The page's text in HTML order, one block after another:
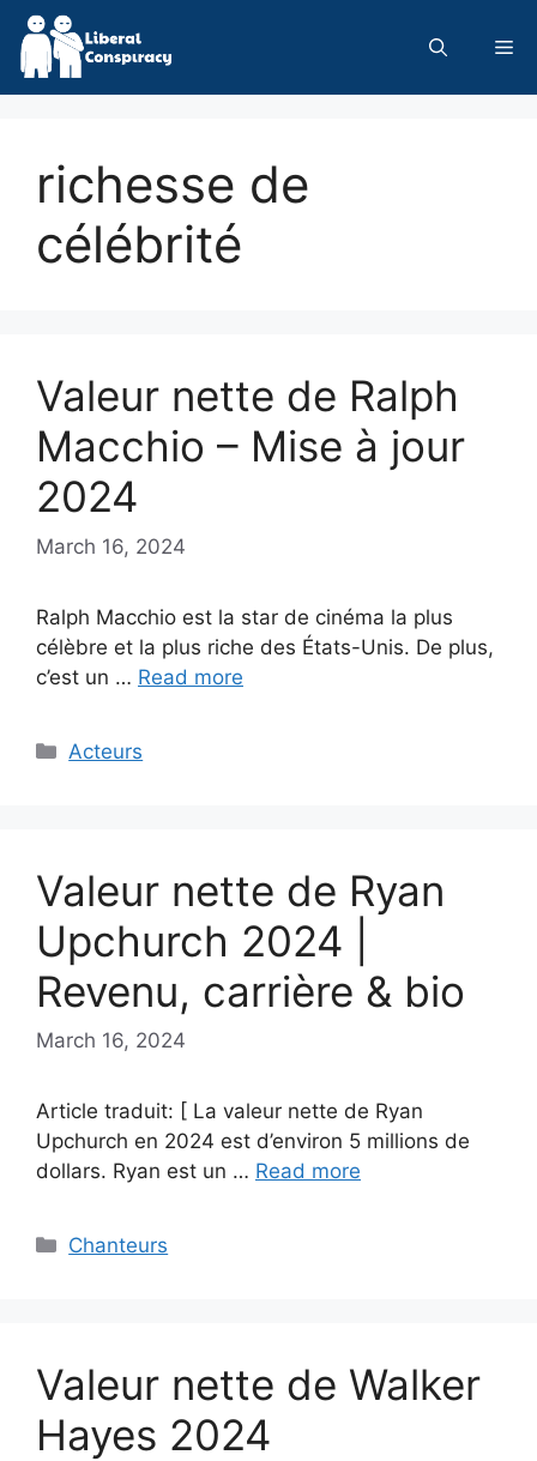
Skip
content
richesse de
célébrité
Valeur nette de Ralph
Macchio – Mise à jour
2024
March 16, 2024
Ralph Macchio est la star de cinéma la plus
célèbre et la plus riche des États-Unis. De plus,
c’est un … Read more
Categories
Acteurs
Valeur nette de Ryan
Upchurch 2024 |
Revenu, carrière & bio
March 16, 2024
Article traduit: [ La valeur nette de Ryan
Upchurch en 2024 est d’environ 5 millions de
dollars. Ryan est un … Read more
Categories
Chanteurs
Valeur nette de Walker
Hayes 2024